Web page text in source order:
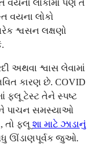
વયના લોકોમાં પણ તે
વયના લોકો
શ્વસન લક્ષણો
અથવા શ્વાસ લેવામાં
કારણ છે. COVID
ફ્લૂ ટેસ્ટ તેને સ્પષ્ટ
પાચન સમસ્યાઓ
તો ફ્લૂ શા માટે ઝાડાનું
ઊંડાણપૂર્વક જુઓ.